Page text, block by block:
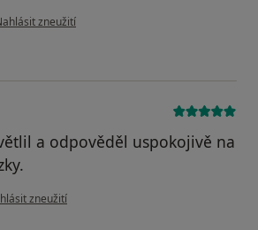
názoru uživatele Váš účet byl odstraněn
zneužití
a odpověděl uspokojivě na
názoru uživatele Pacient
zneužití